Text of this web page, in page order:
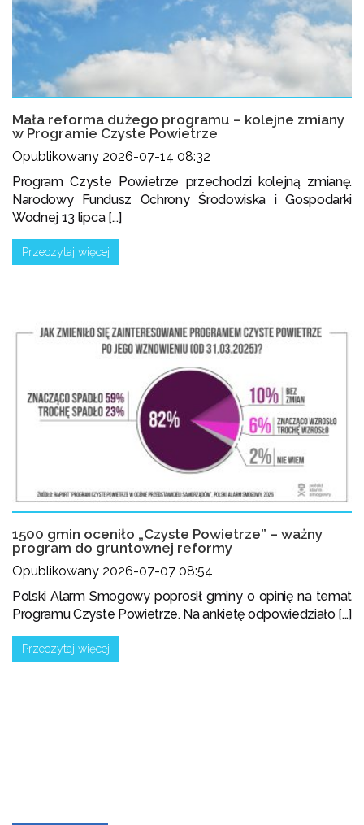
Mała reforma dużego programu – kolejne zmiany
w Programie Czyste Powietrze
Opublikowany 2026-07-14 08:32
Program Czyste Powietrze przechodzi kolejną zmianę.
Narodowy Fundusz Ochrony Środowiska i Gospodarki
Wodnej 13 lipca [...]
Przeczytaj więcej
1500 gmin oceniło „Czyste Powietrze” – ważny
program do gruntownej reformy
Opublikowany 2026-07-07 08:54
Polski Alarm Smogowy poprosił gminy o opinię na temat
Programu Czyste Powietrze. Na ankietę odpowiedziało [...]
Przeczytaj więcej